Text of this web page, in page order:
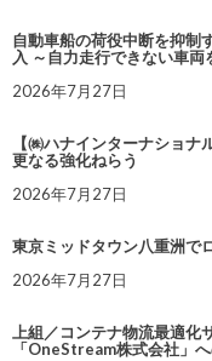
自動車船の荷役中断を抑制
入 ～自力走行できない車両
2026年7月27日
【㈱ハナインターナショ
更なる強化ねらう
2026年7月27日
東京ミッドタウン八重洲で
2026年7月27日
上組／コンテナ物流最適化
「OneStream株式会社」